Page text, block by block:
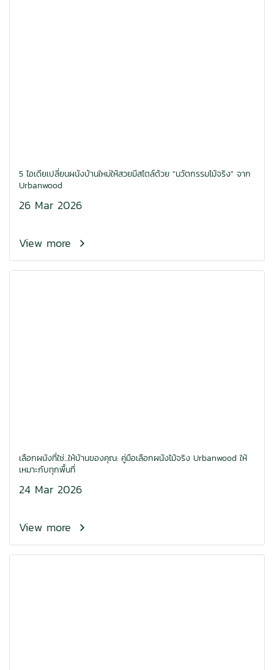
5 ไอเดียเปลี่ยนผนังบ้านใหม่ให้สวยมีสไตล์ด้วย "นวัตกรรมไม้จริง" จาก
Urbanwood
26 Mar 2026
View more
เลือกผนังที่ใช่...ให้บ้านของคุณ: คู่มือเลือกผนังไม้จริง Urbanwood ให้
เหมาะกับทุกพื้นที่
24 Mar 2026
View more